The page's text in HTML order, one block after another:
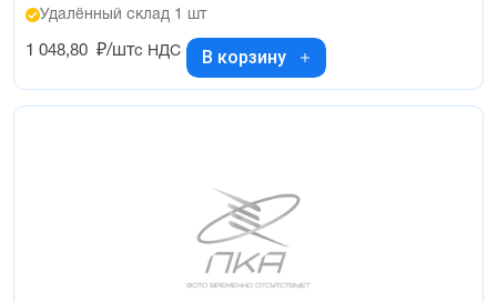
Удалённый склад 1 шт
1 048,80 ₽/штс НДС В корзину